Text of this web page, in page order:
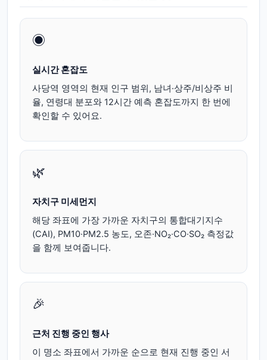
◉
실시간 혼잡도
사당역 영역의 현재 인구 범위, 남녀·상주/비상주 비
율, 연령대 분포와 12시간 예측 혼잡도까지 한 번에
확인할 수 있어요.
🌿
자치구 미세먼지
해당 좌표에 가장 가까운 자치구의 통합대기지수
(CAI), PM10·PM2.5 농도, 오존·NO₂·CO·SO₂ 측정값
을 함께 보여줍니다.
🎉
근처 진행 중인 행사
이 명소 좌표에서 가까운 순으로 현재 진행 중인 서